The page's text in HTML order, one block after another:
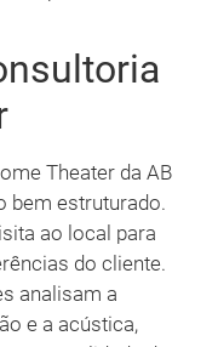
Theater da AB
bem estruturado.
ao local para
do cliente.
analisam a
e a acústica,